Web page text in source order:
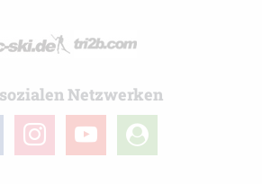
Netzwerken
instagram youtube
user-
circle